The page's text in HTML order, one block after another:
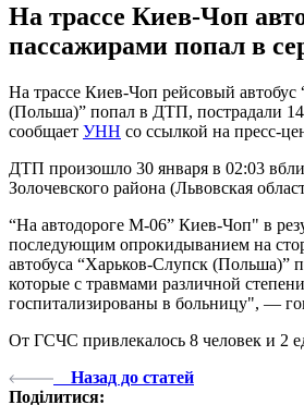
На трассе Киев-Чоп
пассажирами попал в
На трассе Киев-Чоп рейсовый автобус
(Польша)” попал в ДТП, пострадали
сообщает УНН со ссылкой на пресс-
ДТП произошло 30 января в 02:03
Золочевского района (Львовская
“На автодороге М-06” Киев-Чоп" в
последующим опрокидыванием на
автобуса “Харьков-Слупск (Польша)”
которые с травмами различной
госпитализированы в больницу", —
От ГСЧС привлекалось 8 человек и 2
Назад до статей
Поділитися: